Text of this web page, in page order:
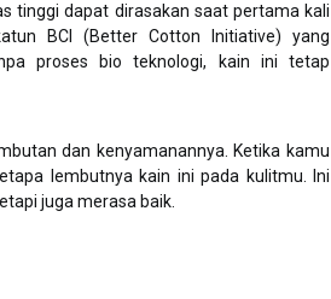
tinggi dapat dirasakan saat pertama kali
BCI (Better Cotton Initiative) yang
proses bio teknologi, kain ini tetap
dan kenyamanannya. Ketika kamu
lembutnya kain ini pada kulitmu. Ini
juga merasa baik.